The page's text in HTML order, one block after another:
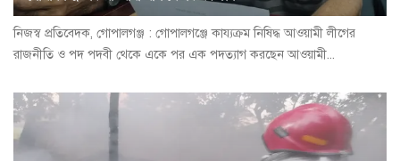
নিজস্ব প্রতিবেদক, গোপালগঞ্জ : গোপালগঞ্জে কায্যক্রম নিষিদ্ধ আওয়ামী লীগের
রাজনীতি ও পদ পদবী থেকে একে পর এক পদত্যাগ করছেন আওয়ামী...